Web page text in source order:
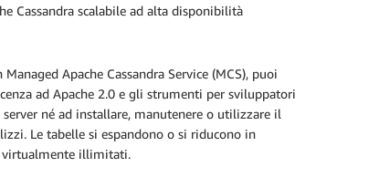
Cassandra scalabile ad alta disponibilità
Apache Cassandra Service (MCS), puoi
ad Apache 2.0 e gli strumenti per sviluppatori
né ad installare, manutenere o utilizzare il
Le tabelle si espandono o si riducono in
virtualmente illimitati.